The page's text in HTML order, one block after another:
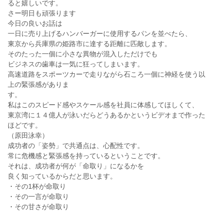
ると嬉しいです。
さー明日も頑張ります
今日の良いお話は
一日に売り上げるハンバーガーに使用するパンを並べたら、
東京から兵庫県の姫路市に達する距離に匹敵します。
そのたった一個に小さな異物が混入しただけでも
ビジネスの歯車は一気に狂ってしまいます。
高速道路をスポーツカーで走りながら石ころ一個に神経を使う以
上の緊張感がありま
す。
私はこのスピード感やスケール感を社員に体感してほしくて、
東京湾に１４億人が泳いだらどうあるかというビデオまで作った
ほどです。
（原田泳幸）
成功者の「姿勢」で共通点は、心配性です。
常に危機感と緊張感を持っているということです。
それは、成功者が何が「命取り」になるかを
良く知っているからだと思います。
・その1杯が命取り
・その一言が命取り
・その甘さが命取り